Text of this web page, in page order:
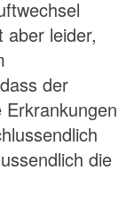
aber leider,
der
die